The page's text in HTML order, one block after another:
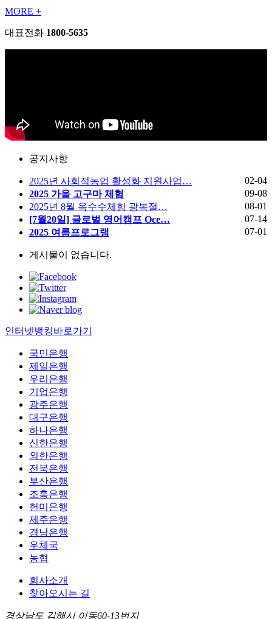
MORE +
대표전화 1800-5635
공지사항
2025년 사회적농업 활성화 지원사업…
02-04
2025 가을 고구마 체험
09-08
2025년 8월 옥수수체험 광복절…
08-01
[7월20일] 글로벌 영어캠프 Oce…
07-14
2025 여름프로그램
07-01
게시물이 없습니다.
인터넷뱅킹바로가기
국민은행
제일은행
우리은행
기업은행
광주은행
대구은행
하나은행
신한은행
외한은행
전북은행
부산은행
조흥은행
헌미은행
제주은행
경남은행
우체국
농협
회사소개
찾아오시는 길
경상남도 김해시 이동60-13번지